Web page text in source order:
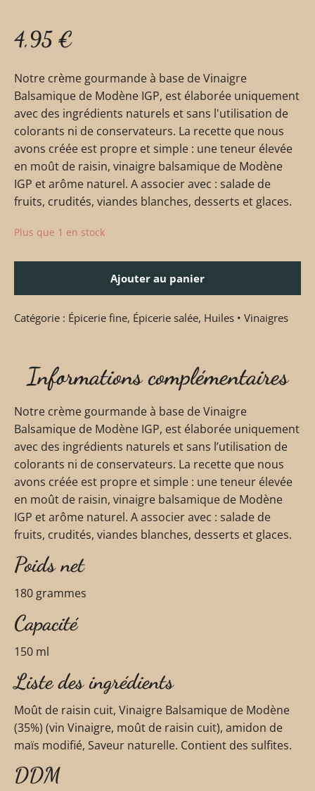
4,95 €
Notre crème gourmande à base de Vinaigre
Balsamique de Modène IGP, est élaborée uniquement
avec des ingrédients naturels et sans l'utilisation de
colorants ni de conservateurs. La recette que nous
avons créée est propre et simple : une teneur élevée
en moût de raisin, vinaigre balsamique de Modène
IGP et arôme naturel. A associer avec : salade de
fruits, crudités, viandes blanches, desserts et glaces.
Plus que 1 en stock
Ajouter au panier
Catégorie : Épicerie fine, Épicerie salée, Huiles • Vinaigres
Informations complémentaires
Notre crème gourmande à base de Vinaigre
Balsamique de Modène IGP, est élaborée uniquement
avec des ingrédients naturels et sans l’utilisation de
colorants ni de conservateurs. La recette que nous
avons créée est propre et simple : une teneur élevée
en moût de raisin, vinaigre balsamique de Modène
IGP et arôme naturel. A associer avec : salade de
fruits, crudités, viandes blanches, desserts et glaces.
Poids net
180 grammes
Capacité
150 ml
Liste des ingrédients
Moût de raisin cuit, Vinaigre Balsamique de Modène
(35%) (vin Vinaigre, moût de raisin cuit), amidon de
maïs modifié, Saveur naturelle. Contient des sulfites.
DDM